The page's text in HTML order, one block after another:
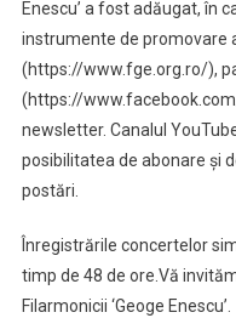
Enescu’ a fost adăugat, în
instrumente de promovare
(https://www.fge.org.ro/),
(https://
newsletter. Canalul
posibilitatea de abonare şi
postări.
Înregistrările concertelor
timp de 48 de ore.Vă
Filarmonicii ‘Geoge Enescu’.